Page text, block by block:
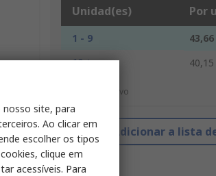
Unidad(es) Por
1 - 9
10 +
*preço indicativo
Adicionar a lista
site, para
Ao clicar em
escolher os tipos
clique em
acessíveis. Para